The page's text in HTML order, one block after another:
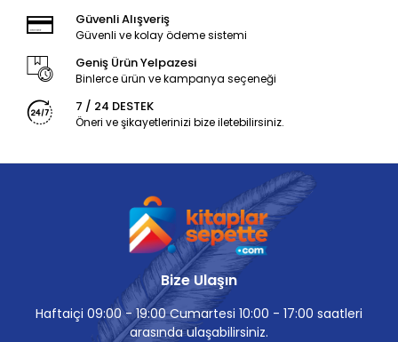
Güvenli Alışveriş
Güvenli ve kolay ödeme sistemi
Geniş Ürün Yelpazesi
Binlerce ürün ve kampanya seçeneği
7 / 24 DESTEK
Öneri ve şikayetlerinizi bize iletebilirsiniz.
Bize Ulaşın
Haftaiçi 09:00 - 19:00 Cumartesi 10:00 - 17:00 saatleri
arasında ulaşabilirsiniz.